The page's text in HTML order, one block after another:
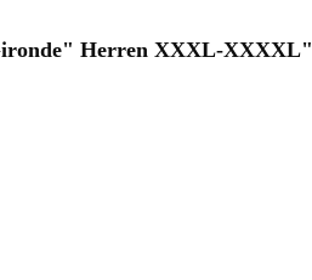
Herren XXXL-XXXXL"